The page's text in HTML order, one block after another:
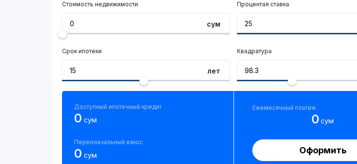
Стоимость недвижимости
сум
Срок ипотеки
лет
Процентая ставка
Квадратура
Доступный ипотечный кредит
0 сум
Первоначальный взнос
0 сум
Ежемесячный платеж
0 сум
Оформить